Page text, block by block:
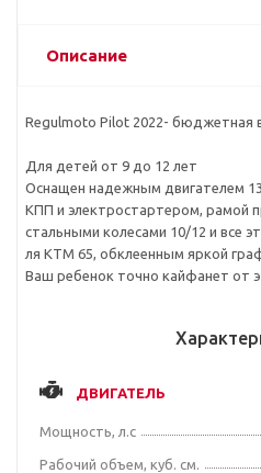
Описание
Regulmoto Pilot 2022- бюджетная
Для детей от 9 до 12 лет
Оснащен надежным двигателем
КПП и электростартером, рамой
стальными колесами 10/12 и все
ля KTM 65, обклеенным яркой
Ваш ребенок точно кайфанет от
ДВИГАТЕЛЬ
Мощность, л.с
Рабочий объем, куб. см.